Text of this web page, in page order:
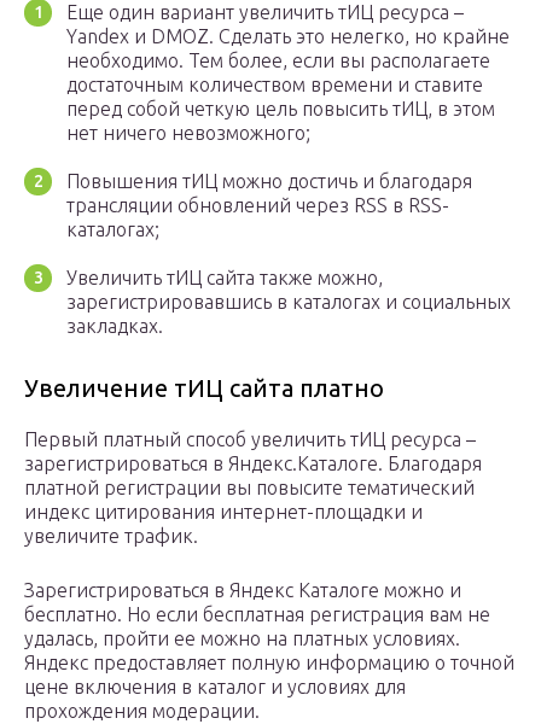
Еще один вариант увеличить тИЦ ресурса –
Yandex и DMOZ. Сделать это нелегко, но крайне
необходимо. Тем более, если вы располагаете
достаточным количеством времени и ставите
перед собой четкую цель повысить тИЦ, в этом
нет ничего невозможного;
Повышения тИЦ можно достичь и благодаря
трансляции обновлений через RSS в RSS-
каталогах;
Увеличить тИЦ сайта также можно,
зарегистрировавшись в каталогах и социальных
закладках.
Увеличение тИЦ сайта платно
Первый платный способ увеличить тИЦ ресурса –
зарегистрироваться в Яндекс.Каталоге. Благодаря
платной регистрации вы повысите тематический
индекс цитирования интернет-площадки и
увеличите трафик.
Зарегистрироваться в Яндекс Каталоге можно и
бесплатно. Но если бесплатная регистрация вам не
удалась, пройти ее можно на платных условиях.
Яндекс предоставляет полную информацию о точной
цене включения в каталог и условиях для
прохождения модерации.